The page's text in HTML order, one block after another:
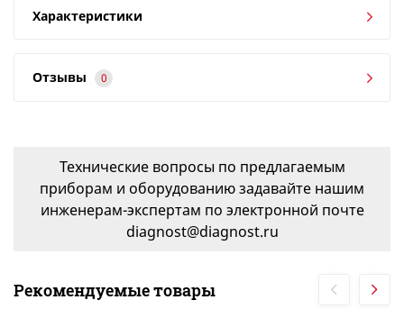
Характеристики
Отзывы 0
Технические вопросы по предлагаемым
приборам и оборудованию задавайте нашим
инженерам-экспертам по электронной почте
diagnost@diagnost.ru
Рекомендуемые товары